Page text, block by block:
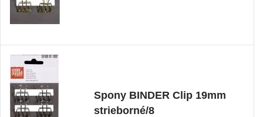
Spony BINDER Clip 19mm
strieborné/8